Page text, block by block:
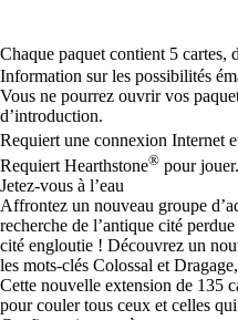
Available actions
Chaque paquet contient 5 cartes,
Information sur les possibilités
Vous ne pourrez ouvrir vos
d’introduction.
Requiert une connexion Internet
Requiert Hearthstone® pour jouer.
Jetez-vous à l’eau
Affrontez un nouveau groupe
recherche de l’antique cité
cité engloutie ! Découvrez un
les mots-clés Colossal et
Cette nouvelle extension de 135
pour couler tous ceux et celles